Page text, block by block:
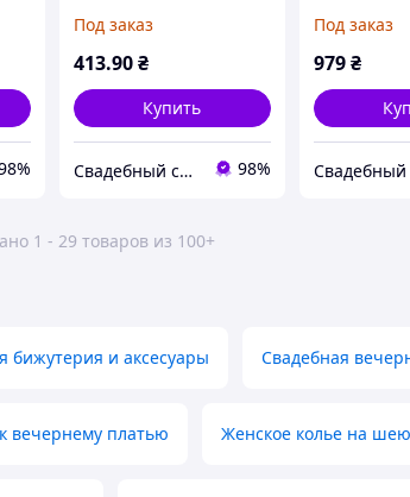
Под заказ
413.90₴
Купить
Свадебный салон "ПРИНЦЕССА" 98%
Под заказ
979 ₴
1 - 29 товаров из 100+
бижутерия и аксесуары Свадебная
вечернему платью Женское колье на шею